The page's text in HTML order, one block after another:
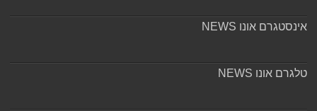
אינסטגרם אונו NEWS
טלגרם אונו NEWS